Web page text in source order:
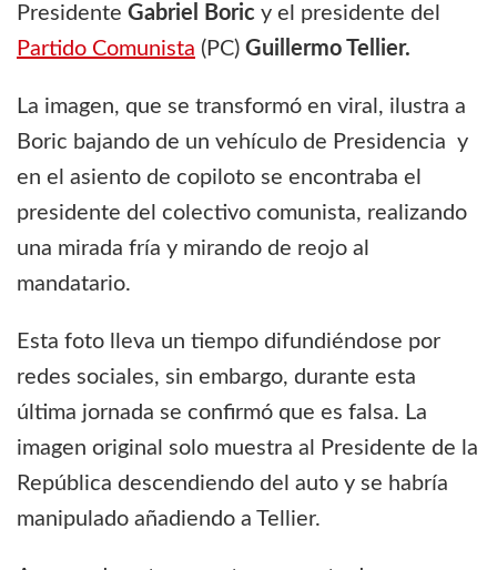
Presidente Gabriel Boric y el presidente del
Partido Comunista (PC) Guillermo Tellier.
La imagen, que se transformó en viral, ilustra a
Boric bajando de un vehículo de Presidencia y
en el asiento de copiloto se encontraba el
presidente del colectivo comunista, realizando
una mirada fría y mirando de reojo al
mandatario.
Esta foto lleva un tiempo difundiéndose por
redes sociales, sin embargo, durante esta
última jornada se confirmó que es falsa. La
imagen original solo muestra al Presidente de la
República descendiendo del auto y se habría
manipulado añadiendo a Tellier.